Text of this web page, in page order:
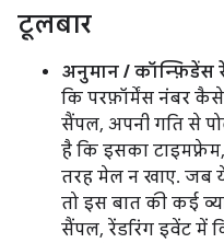
टूलबार
अनुमान / कॉन्फ़िडेंस
कि परफ़ॉर्मेंस नंबर
सैंपल, अपनी गति से
है कि इसका
तरह मेल न खाए. जब
तो इस बात की कई
सैंपल, रेंडरिंग इवेंट में